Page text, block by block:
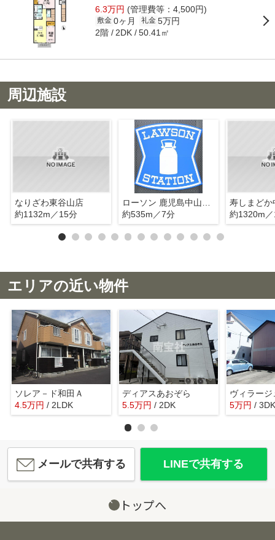
6.3万円 (管理費等：4,500円)
敷金 0ヶ月 礼金 5万円
2階 2DK 50.41㎡
周辺施設
なりざわ東谷山店
約1132m／15分
ローソン 鹿児島中山町店
約535m／7分
寿しまどか
約1320m
エリアの近い物件
ソレア－ド和田Ａ
4.5万円 / 2LDK
ディアスあおぞら
5.5万円 / 2DK
ヴィラージ
5万円 / 3DK
メールで共有する LINEで共有する
トップへ